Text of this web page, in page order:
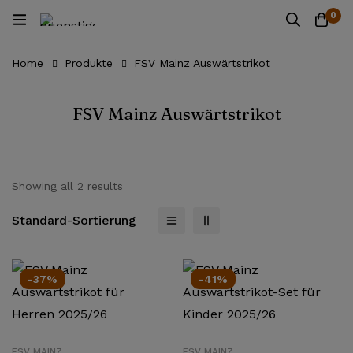
0
Home Produkte FSV Mainz Auswärtstrikot
FSV Mainz Auswärtstrikot
Showing all 2 results
Standard-Sortierung
-37% -41%